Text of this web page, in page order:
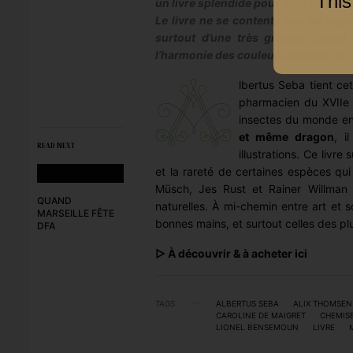
READ NEXT
QUAND
MARSEILLE FÊTE
DFA
Le livre ne se contente pas de
surtout d’une très grande
l’harmonie des couleurs régalent la
lbertus Seba tient
pharmacien du
insectes du monde
et même dragon ,
illustrations. Ce livre
et la rareté de certaines espèces
Müsch, Jes Rust et Rainer
naturelles. À mi-chemin entre art et
bonnes mains, et surtout celles des
▷ À découvrir & à acheter ici
TAGS ALBERTUS SEBA ALIX THOMSEN
CAROLINE DE MAIGRET
LIONEL BENSEMOUN
LIVRE